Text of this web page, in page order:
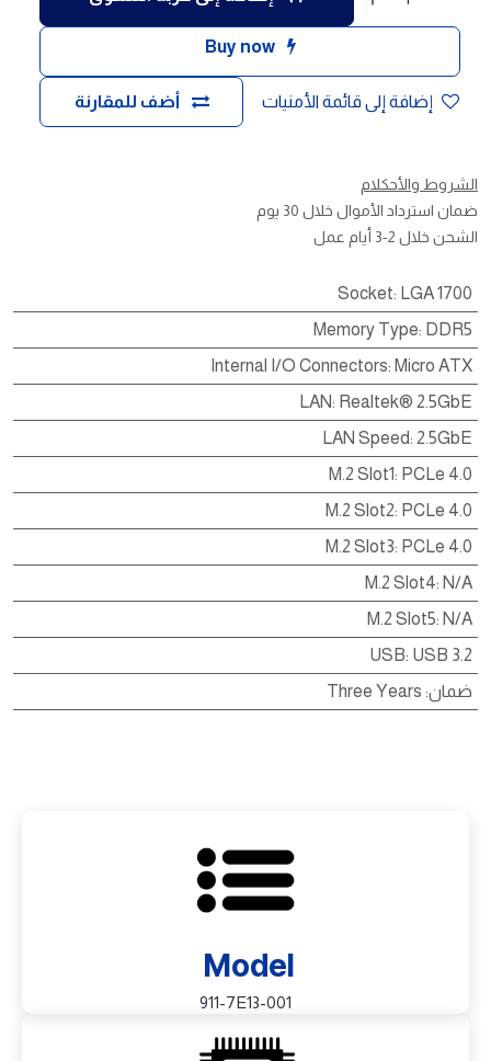
Buy now
أضف للمقارنة إضافة إلى قائمة الأمنيات
الشروط والأحكلام
ضمان استرداد الأموال خلال 30 يوم
الشحن خلال 2-3 أيام عمل
Socket: LGA 1700
Memory Type: DDR5
Internal I/O Connectors: Micro ATX
LAN: Realtek® 2.5GbE
LAN Speed: 2.5GbE
M.2 Slot1: PCLe 4.0
M.2 Slot2: PCLe 4.0
M.2 Slot3: PCLe 4.0
M.2 Slot4: N/A
M.2 Slot5: N/A
USB: USB 3.2
ضمان:
Three Years
Model
911-7E13-001